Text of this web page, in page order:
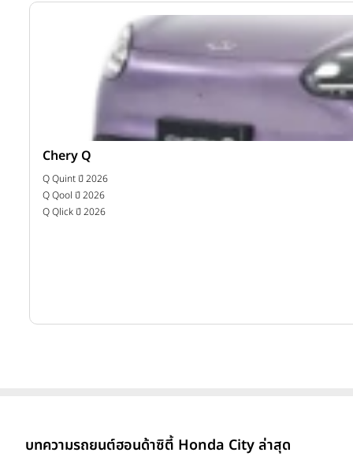
Chery Q
Q Quint ปี 2026
Q Qool ปี 2026
Q Qlick ปี 2026
บทความรถยนต์ฮอนด้าซิตี้ Honda City ล่าสุด